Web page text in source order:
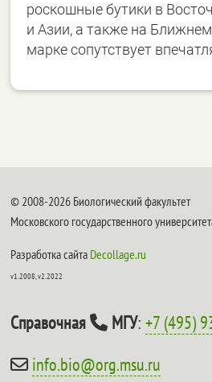
роскошные бутики в
и Азии, а также на Ближнем
марке сопутствует
© 2008-2026 Биологический факультет
Московского государственного
Разработка сайта Decollage.ru
v1.2008, v2.2022
Справочная МГУ:+7 (495)
info.bio@org.msu.ru